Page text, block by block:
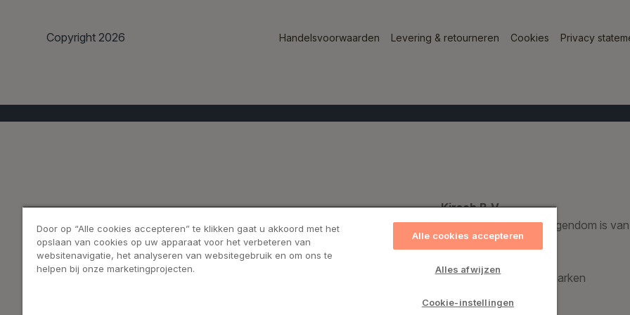
Copyright 2026 Handelsvoorwaarden Levering & retourneren Cookies Privacy
Kirsch B.V.
Een geregistreerd handelsmerk dat voor 100% eigendom is
Bronzevej 8, 8940 Randers SV, Denemarken
Door op “Alle cookies accepteren” te klikken gaat u akkoord met het
opslaan van cookies op uw apparaat voor het verbeteren van
websitenavigatie, het analyseren van websitegebruik en om ons te
helpen bij onze marketingprojecten.
Alle cookies accepteren
Alles afwijzen
Cookie-instellingen